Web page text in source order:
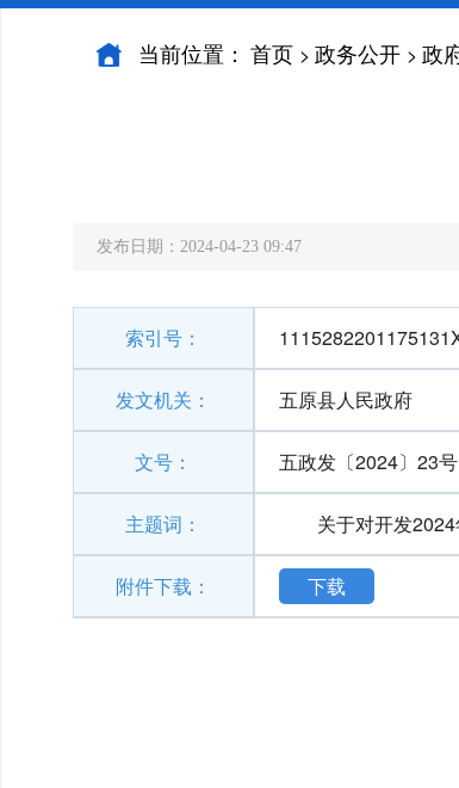
当前位置： 首页 > 政务公开 > 政
发布日期：2024-04-23 09:47
索引号：
发文机关： 五原县人民政府
文号： 五政发〔2024〕23号
主题词： 关于对开发
附件下载： 下载